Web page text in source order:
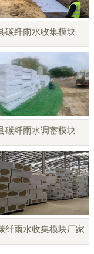
碳纤雨水收集模块
碳纤雨水调蓄模块
纤雨水收集模块厂家